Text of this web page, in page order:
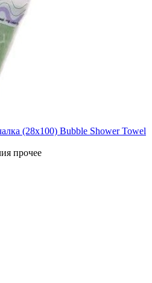
(28х100) Bubble Shower Towel
прочее